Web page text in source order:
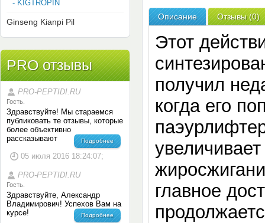
- KIGTROPIN
Ginseng Kianpi Pil
PRO отзывы
PRO-PEPTIDI.RU
Гость.
Здравствуйте! Мы стараемся
публиковать те отзывы, которые
более объективно
рассказывают
Подробнее
05 июля 2016 18:24:07;
PRO-PEPTIDI.RU
Гость.
Здравствуйте, Александр
Владимирович! Успехов Вам на
курсе!
Подробнее
Описание Отзывы (0)
Этот
получил
когда его
главное